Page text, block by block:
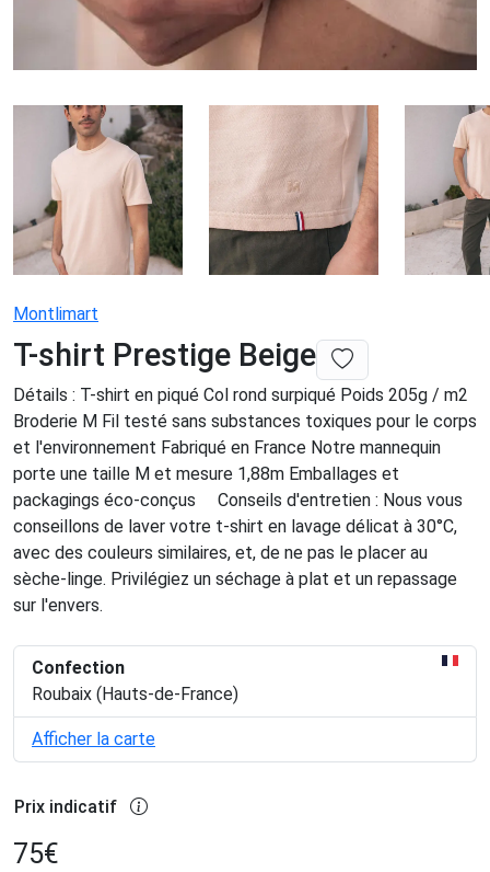
Montlimart
T-shirt Prestige Beige
Détails : T-shirt en piqué Col rond surpiqué Poids 205g / m2
Broderie M Fil testé sans substances toxiques pour le corps
et l'environnement Fabriqué en France Notre mannequin
porte une taille M et mesure 1,88m Emballages et
packagings éco-conçus Conseils d'entretien : Nous vous
conseillons de laver votre t-shirt en lavage délicat à 30°C,
avec des couleurs similaires, et, de ne pas le placer au
sèche-linge. Privilégiez un séchage à plat et un repassage
sur l'envers.
Confection
Roubaix (Hauts-de-France)
Afficher la carte
Prix indicatif
75€